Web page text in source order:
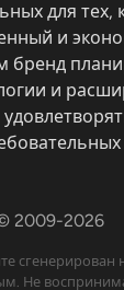
для тех,
и
и
2009-2026
сгенерирован
Не